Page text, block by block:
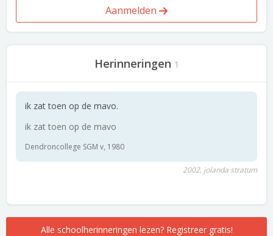
Aanmelden
Herinneringen 1
ik zat toen op de mavo.
ik zat toen op de mavo
Dendroncollege SGM v, 1980
2002, jolanda stratum
Alle schoolherinneringen lezen? Registreer gratis!